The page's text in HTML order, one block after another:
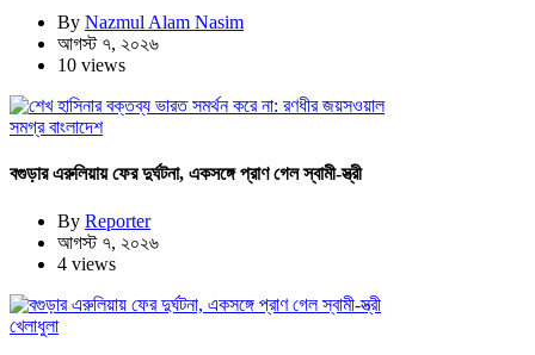
By Nazmul Alam Nasim
আগস্ট ৭, ২০২৬
10 views
সমগ্র বাংলাদেশ
বগুড়ার এরুলিয়ায় ফের দুর্ঘটনা, একসঙ্গে প্রাণ গেল স্বামী-স্ত্রী
By Reporter
আগস্ট ৭, ২০২৬
4 views
খেলাধুলা